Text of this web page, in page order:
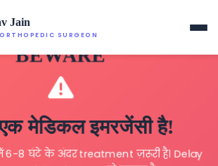
Jain
SURGEON
BEWARE
मेडिकल इमरजेंसी है!
6-8 घंटे के अंदर treatment ज़रूरी है। Delay